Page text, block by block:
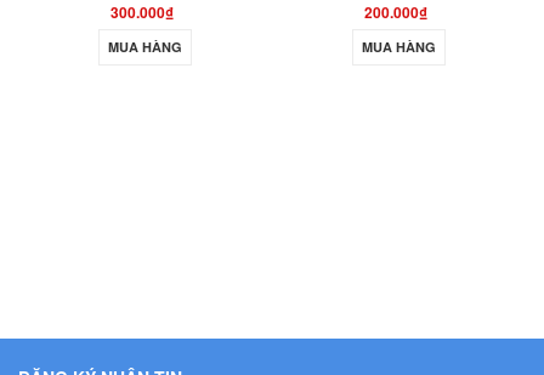
300.000₫
MUA HÀNG
200.000₫
MUA HÀNG